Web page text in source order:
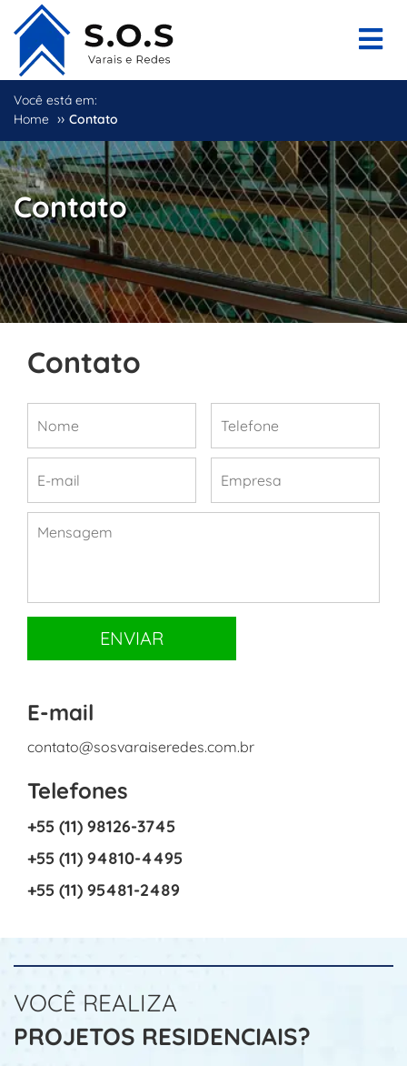
Você está em:
Home ›› Contato
Contato
Contato
E-mail
contato@sosvaraiseredes.com.br
Telefones
+55 (11) 98126-3745
+55 (11) 94810-4495
+55 (11) 95481-2489
VOCÊ REALIZA
PROJETOS RESIDENCIAIS?